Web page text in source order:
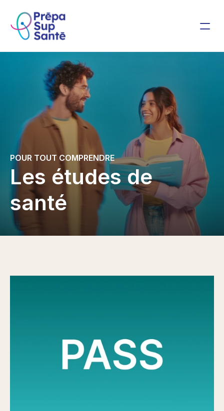
Prépa Sup Santé
Pédagogie
Notre établissement
Notre histoire
Nos locaux
Nos équipements
Nos résultats
CONTACT
POUR TOUT COMPRENDRE
Les études de
santé